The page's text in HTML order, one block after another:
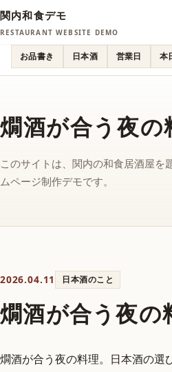
関内和食デモ
RESTAURANT WEBSITE DEMO
お品書き 日本酒 営業日 本
燗酒が合う夜の
このサイトは、関内の和食居酒屋を
ムページ制作デモです。
2026.04.11 日本酒のこと
燗酒が合う夜の
燗酒が合う夜の料理。日本酒の選